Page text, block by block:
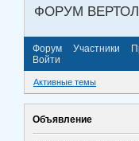
ФОРУМ
Форум Участники
Войти
Активные темы
Объявление